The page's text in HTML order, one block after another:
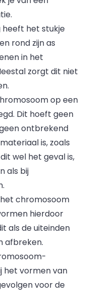
heeft het stukje
rond zijn as
in het
zorgt dit niet
op een
Dit hoeft geen
ontbrekend
is, zoals
wel het geval is,
als bij
chromosoom
hierdoor
als de uiteinden
afbreken.
het vormen van
voor de